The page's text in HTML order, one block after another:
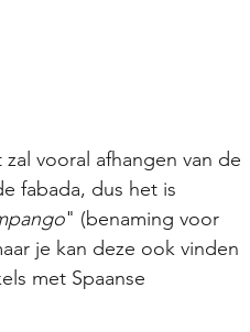
vooral afhangen van de
fabada, dus het is
" (benaming voor
je kan deze ook vinden
met Spaanse